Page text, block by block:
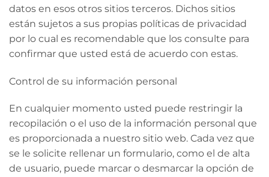
datos en esos otros sitios terceros. Dichos sitios
están sujetos a sus propias políticas de privacidad
por lo cual es recomendable que los consulte para
confirmar que usted está de acuerdo con estas.
Control de su información personal
En cualquier momento usted puede restringir la
recopilación o el uso de la información personal que
es proporcionada a nuestro sitio web. Cada vez que
se le solicite rellenar un formulario, como el de alta
de usuario, puede marcar o desmarcar la opción de